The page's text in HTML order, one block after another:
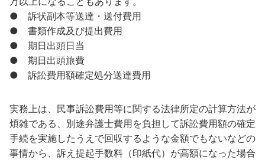
● 訴状副本等送達・送付費用
● 書類作成及び提出費用
● 期日出頭日当
● 期日出頭旅費
● 訴訟費用額確定処分送達費用
実務上は、民事訴訟費用等に関する法律所定の計算方法が
煩雑である、別途弁護士費用を負担して訴訟費用額の確定
手続を実施したうえで回収するような金額でもないなどの
事情から、訴え提起手数料（印紙代）が高額になった場合